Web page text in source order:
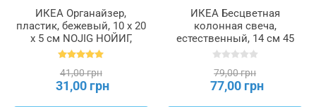
ИКЕА Органайзер,
пластик, бежевый, 10 x 20
x 5 см NOJIG НОЙИГ,
704.574.87
41,00 грн
31,00 грн
ИКЕА Бесцветная
колонная свеча,
естественный, 14 см 45
часов FENOMEN
79,00 грн
77,00 грн